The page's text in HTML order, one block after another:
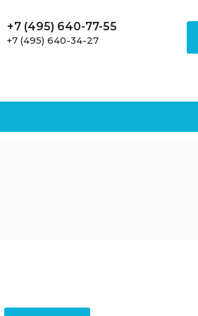
+7 (495) 640-77-55
+7 (495) 640-34-27